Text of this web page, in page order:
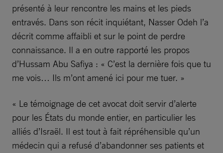
présenté à leur rencontre les mains et les pieds
entravés. Dans son récit inquiétant, Nasser Odeh l’a
décrit comme affaibli et sur le point de perdre
connaissance. Il a en outre rapporté les propos
d’Hussam Abu Safiya : « C’est la dernière fois que tu
me vois… Ils m’ont amené ici pour me tuer. »
« Le témoignage de cet avocat doit servir d’alerte
pour les États du monde entier, en particulier les
alliés d’Israël. Il est tout à fait répréhensible qu’un
médecin qui a refusé d’abandonner ses patients et